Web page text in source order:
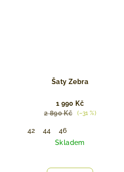
Šaty Zebra
1 990 Kč
2 890 Kč
(–31 %)
42 44
46
Skladem